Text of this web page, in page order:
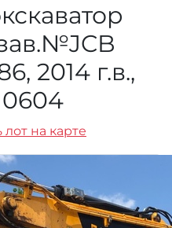
2014 г.в.,
0604
лот на карте